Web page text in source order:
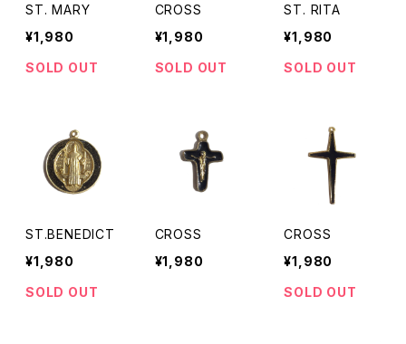
ST. MARY
¥1,980
SOLD OUT
CROSS
¥1,980
SOLD OUT
ST. RITA
¥1,980
SOLD OUT
ST.BENEDICT
¥1,980
SOLD OUT
CROSS
¥1,980
CROSS
¥1,980
SOLD OUT